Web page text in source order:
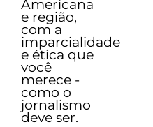
Americana
e região,
com a
imparcialidade
e ética que
você
merece -
como o
jornalismo
deve ser.